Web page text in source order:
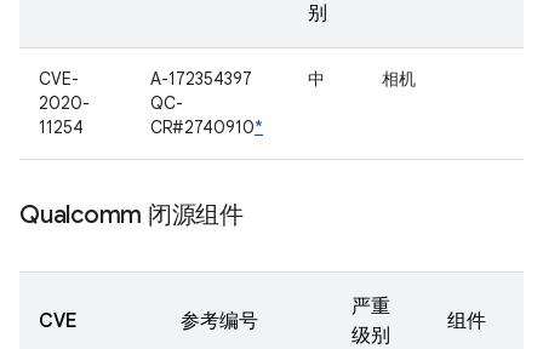
别
CVE-
2020-
11254
A-172354397
QC-
CR#2740910*
中 相机
Qualcomm 闭源组件
CVE 参考编号
严重
级别
组件